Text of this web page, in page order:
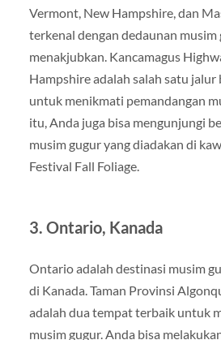
Vermont, New Hampshire, dan
terkenal dengan dedaunan musim
menakjubkan. Kancamagus
Hampshire adalah salah satu
untuk menikmati pemandangan
itu, Anda juga bisa mengunjungi
musim gugur yang diadakan di
Festival Fall Foliage.
3. Ontario, Kanada
Ontario adalah destinasi musim
di Kanada. Taman Provinsi
adalah dua tempat terbaik untuk
musim gugur. Anda bisa